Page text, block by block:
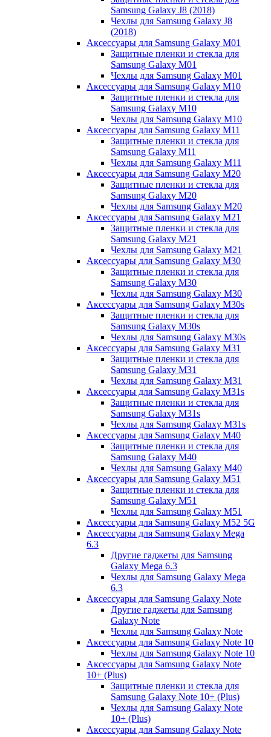
Samsung Galaxy J8 (2018)
Чехлы для Samsung Galaxy J8
(2018)
Аксессуары для Samsung Galaxy M01
Защитные пленки и стекла для
Samsung Galaxy M01
Чехлы для Samsung Galaxy M01
Аксессуары для Samsung Galaxy M10
Защитные пленки и стекла для
Samsung Galaxy M10
Чехлы для Samsung Galaxy M10
Аксессуары для Samsung Galaxy M11
Защитные пленки и стекла для
Samsung Galaxy M11
Чехлы для Samsung Galaxy M11
Аксессуары для Samsung Galaxy M20
Защитные пленки и стекла для
Samsung Galaxy M20
Чехлы для Samsung Galaxy M20
Аксессуары для Samsung Galaxy M21
Защитные пленки и стекла для
Samsung Galaxy M21
Чехлы для Samsung Galaxy M21
Аксессуары для Samsung Galaxy M30
Защитные пленки и стекла для
Samsung Galaxy M30
Чехлы для Samsung Galaxy M30
Аксессуары для Samsung Galaxy M30s
Защитные пленки и стекла для
Samsung Galaxy M30s
Чехлы для Samsung Galaxy M30s
Аксессуары для Samsung Galaxy M31
Защитные пленки и стекла для
Samsung Galaxy M31
Чехлы для Samsung Galaxy M31
Аксессуары для Samsung Galaxy M31s
Защитные пленки и стекла для
Samsung Galaxy M31s
Чехлы для Samsung Galaxy M31s
Аксессуары для Samsung Galaxy M40
Защитные пленки и стекла для
Samsung Galaxy M40
Чехлы для Samsung Galaxy M40
Аксессуары для Samsung Galaxy M51
Защитные пленки и стекла для
Samsung Galaxy M51
Чехлы для Samsung Galaxy M51
Аксессуары для Samsung Galaxy M52 5G
Аксессуары для Samsung Galaxy Mega
6.3
Другие гаджеты для Samsung
Galaxy Mega 6.3
Чехлы для Samsung Galaxy Mega
6.3
Аксессуары для Samsung Galaxy Note
Другие гаджеты для Samsung
Galaxy Note
Чехлы для Samsung Galaxy Note
Аксессуары для Samsung Galaxy Note 10
Чехлы для Samsung Galaxy Note 10
Аксессуары для Samsung Galaxy Note
10+ (Plus)
Защитные пленки и стекла для
Samsung Galaxy Note 10+ (Plus)
Чехлы для Samsung Galaxy Note
10+ (Plus)
Аксессуары для Samsung Galaxy Note